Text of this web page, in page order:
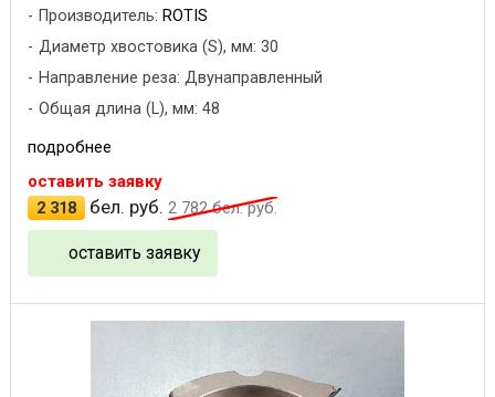
Производитель: ROTIS
Диаметр хвостовика (S), мм: 30
Направление реза: Двунаправленный
Общая длина (L), мм: 48
подробнее
оставить заявку
2 318
бел. руб. 2 782бел. руб.
оставить заявку